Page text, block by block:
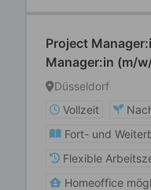
Project
Manager:in (m/
(PMI)
Düsseldorf
Vollzeit
Fort- und
Flexible
Homeoffice